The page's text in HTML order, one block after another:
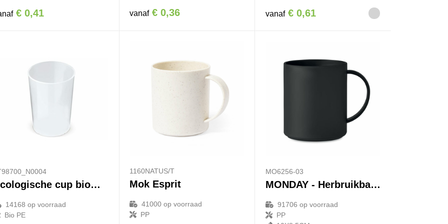
€ 0,41 vanaf € 0,36 vanaf € 0,61
Ecologische cup biomateriaal 250ml
14168 op voorraad
Bio PE
1160NATUS/T
Mok Esprit
41000op voorraad
PP
MO6256-03
MONDAY - Herbruikbare mok 300 ml
91706 op voorraad
PP